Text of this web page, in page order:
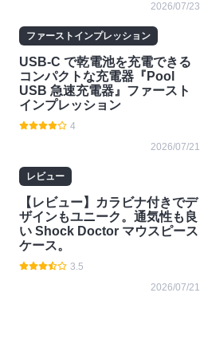
2026/07/23
ファーストインプレッション
USB-C で乾電池を充電できる
コンパクトな充電器『Pool
USB 急速充電器』ファースト
インプレッション
4
2026/07/21
レビュー
【レビュー】カラビナ付きでデ
ザインもユニーク。通気性も良
い Shock Doctor マウスピース
ケース。
3.5
2026/07/21